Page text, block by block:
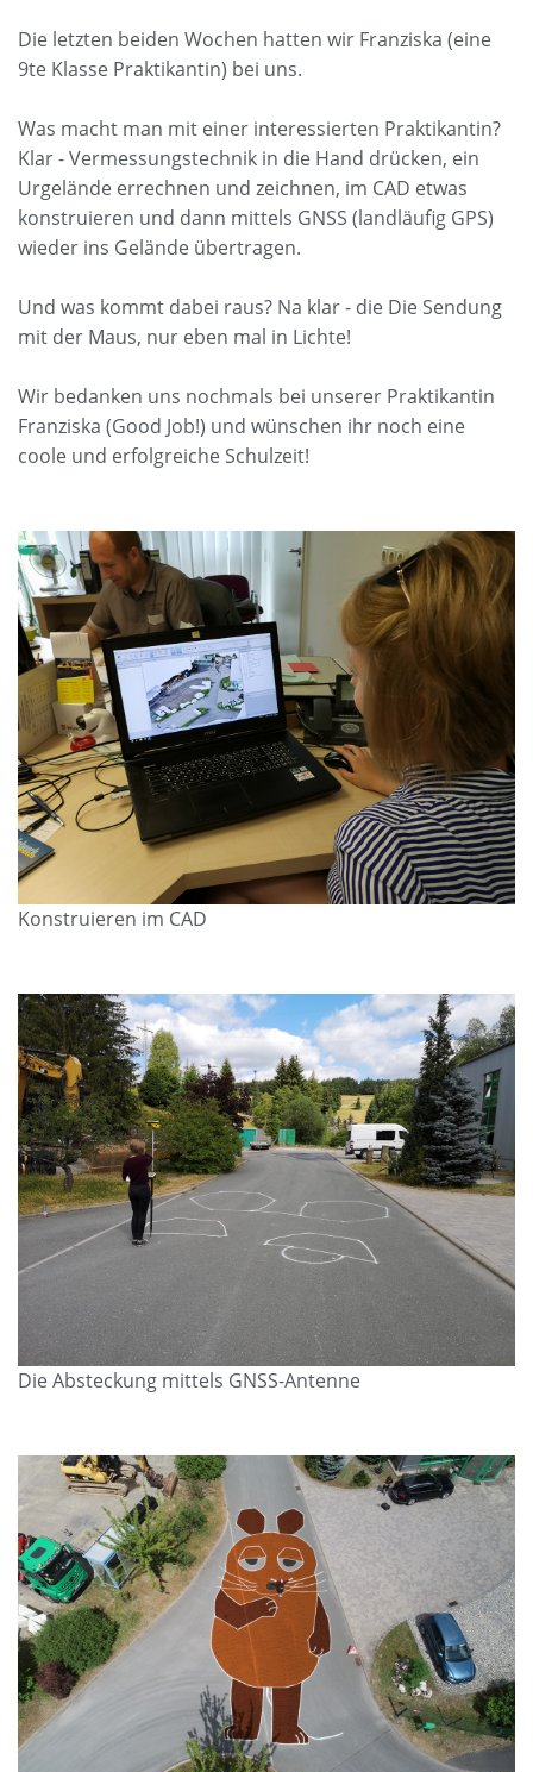
Die letzten beiden Wochen hatten wir Franziska (eine
9te Klasse Praktikantin) bei uns.
Was macht man mit einer interessierten Praktikantin?
Klar - Vermessungstechnik in die Hand drücken, ein
Urgelände errechnen und zeichnen, im CAD etwas
konstruieren und dann mittels GNSS (landläufig GPS)
wieder ins Gelände übertragen.
Und was kommt dabei raus? Na klar - die Die Sendung
mit der Maus, nur eben mal in Lichte!
Wir bedanken uns nochmals bei unserer Praktikantin
Franziska (Good Job!) und wünschen ihr noch eine
coole und erfolgreiche Schulzeit!
Konstruieren im CAD
Die Absteckung mittels GNSS-Antenne